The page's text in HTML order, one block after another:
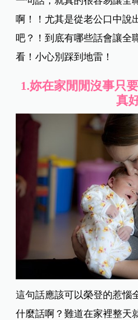
啊！！尤其是從老公口中說
吧？！到底有哪些話會讓全
看！小心別踩到地雷！
1.妳在家閒閒沒事只
真
這句話應該可以榮登的惹惱
什麼話啊？難道在家裡整天